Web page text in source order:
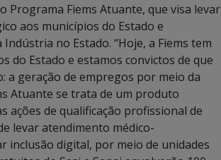
Programa Fiems Atuante, que visa levar
aos municípios do Estado e
no Estado. “Hoje, a Fiems tem
do Estado e estamos convictos de que
a geração de empregos por meio da
Atuante se trata de um produto
ações de qualificação profissional de
levar atendimento médico-
digital, por meio de unidades